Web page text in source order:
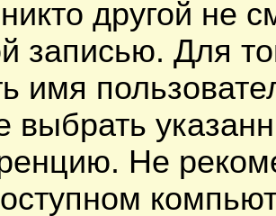
другой не
записью. Для
имя
выбрать
Не